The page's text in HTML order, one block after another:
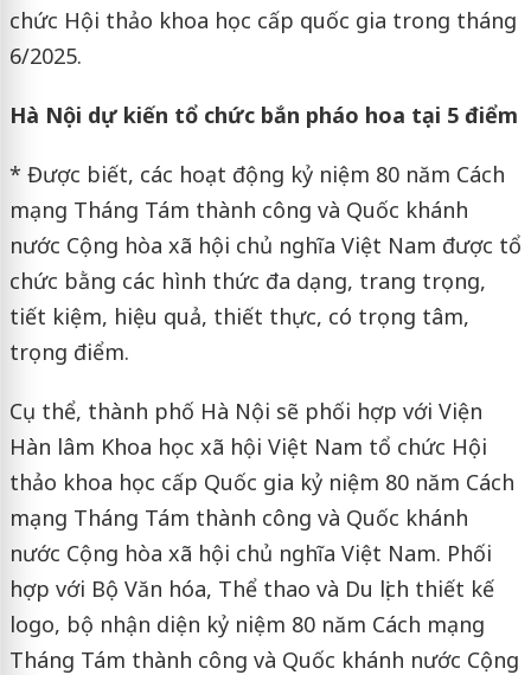
chức Hội thảo khoa học cấp quốc gia trong tháng
6/2025.
Hà Nội dự kiến tổ chức bắn pháo hoa tại 5 điểm
* Được biết, các hoạt động kỷ niệm 80 năm Cách
mạng Tháng Tám thành công và Quốc khánh
nước Cộng hòa xã hội chủ nghĩa Việt Nam được tổ
chức bằng các hình thức đa dạng, trang trọng,
tiết kiệm, hiệu quả, thiết thực, có trọng tâm,
trọng điểm.
Cụ thể, thành phố Hà Nội sẽ phối hợp với Viện
Hàn lâm Khoa học xã hội Việt Nam tổ chức Hội
thảo khoa học cấp Quốc gia kỷ niệm 80 năm Cách
mạng Tháng Tám thành công và Quốc khánh
nước Cộng hòa xã hội chủ nghĩa Việt Nam. Phối
hợp với Bộ Văn hóa, Thể thao và Du lịch thiết kế
logo, bộ nhận diện kỷ niệm 80 năm Cách mạng
Tháng Tám thành công và Quốc khánh nước Cộng